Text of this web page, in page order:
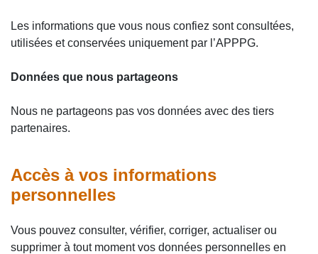
Les informations que vous nous confiez sont consultées,
utilisées et conservées uniquement par l’APPPG.
Données que nous partageons
Nous ne partageons pas vos données avec des tiers
partenaires.
Accès à vos informations
personnelles
Vous pouvez consulter, vérifier, corriger, actualiser ou
supprimer à tout moment vos données personnelles en